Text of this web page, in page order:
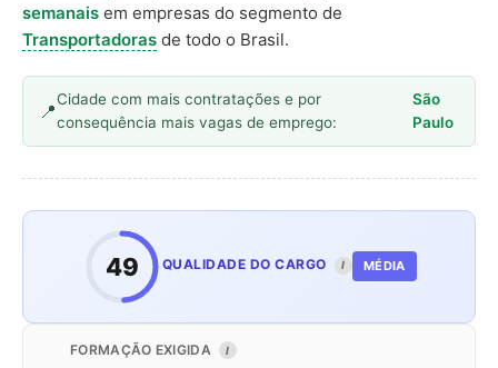
semanais em empresas do segmento de
Transportadoras de todo o Brasil.
Cidade com mais contratações e por
consequência mais vagas de emprego:
São
Paulo
49 QUALIDADE DO CARGO I MÉDIA
FORMAÇÃO EXIGIDA I